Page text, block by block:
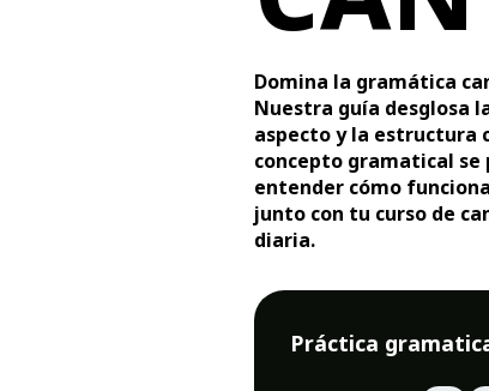
Domina la gramática
Nuestra guía desglosa
aspecto y la estructura
concepto gramatical se
entender cómo
junto con tu curso de
diaria.
Práctica